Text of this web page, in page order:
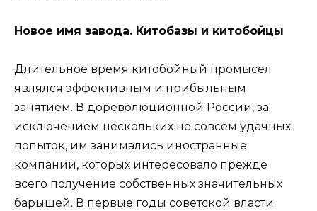
Новое имя завода. Китобазы и китобойцы
Длительное время китобойный промысел
являлся эффективным и прибыльным
занятием. В дореволюционной России, за
исключением нескольких не совсем удачных
попыток, им занимались иностранные
компании, которых интересовало прежде
всего получение собственных значительных
барышей. В первые годы советской власти